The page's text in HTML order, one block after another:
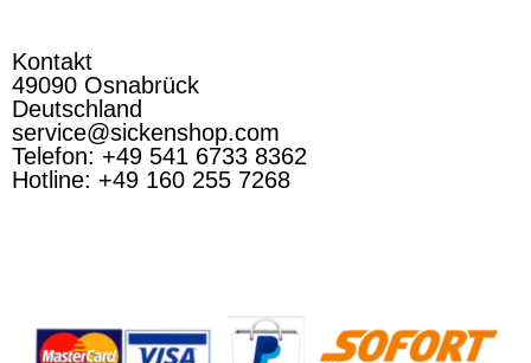
Kontakt
49090 Osnabrück
Deutschland
service@sickenshop.com
Telefon: +49 541 6733 8362
Hotline: +49 160 255 7268